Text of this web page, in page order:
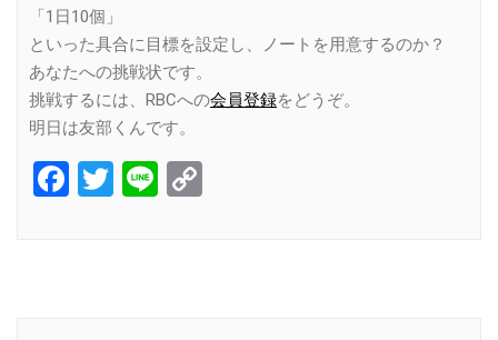
「1日10個」
といった具合に目標を設定し、ノートを用意するのか？
あなたへの挑戦状です。
挑戦するには、RBCへの会員登録をどうぞ。
明日は友部くんです。
Facebook
Twitter
Line